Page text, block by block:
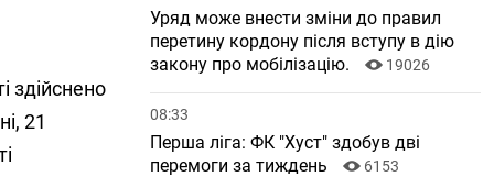
здійснено
21
Уряд може внести зміни до правил
перетину кордону після вступу в дію
закону про мобілізацію.
19026
08:33
Перша ліга: ФК "Хуст" здобув дві
перемоги за тиждень
6153